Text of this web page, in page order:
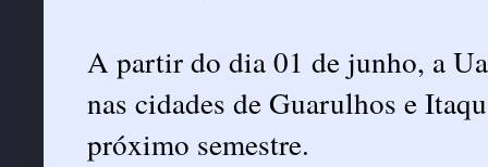
A partir do dia 01 de junho, a
nas cidades de Guarulhos e
próximo semestre.